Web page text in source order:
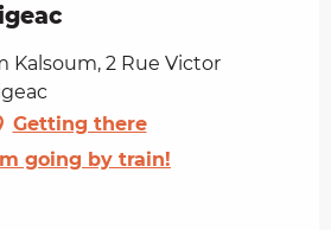
Kalsoum, 2 Rue Victor
Getting there
going by train!